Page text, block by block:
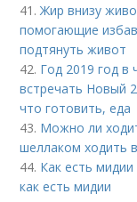
41.Жир внизу
помогающие
подтянуть живот
42. Год 2019 год в
встречать Новый
что готовить, еда
43. Можно ли
шеллаком ходить
44. Как есть
как есть мидии